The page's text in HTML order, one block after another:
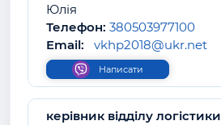
Юлія
Телефон: 380503977100
Email:
vkhp2018@ukr.net
Написати
керівник відділу логістики